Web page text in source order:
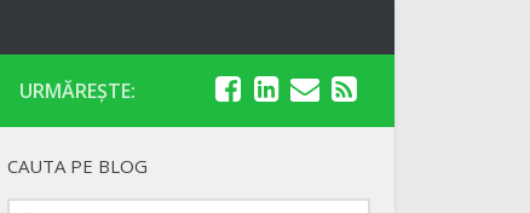
URMĂREȘTE:
CAUTA PE BLOG